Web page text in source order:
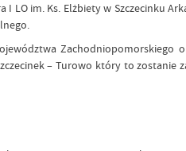
LO im. Ks. Elżbiety w Szczecinku
– Turowo który to